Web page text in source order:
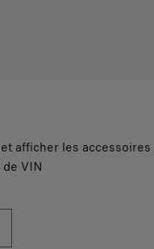
afficher les
de VIN